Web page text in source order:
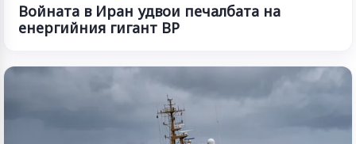
Войната в Иран удвои печалбата на
енергийния гигант BP